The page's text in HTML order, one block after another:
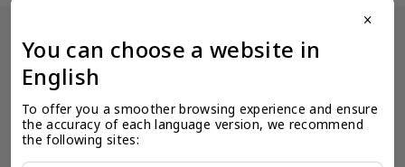
没有看到阁下期望的产品？更多产品信息可应要求提供。
为了确保奕资环球 ™（中国内地）的服务质量标准，我们限制某些产
品公开展示，以避免混淆和不道德的竞争。请使用此表格填写您的请
求，客户关系经理将尽快与您联系。
让客户关系经理联系我
close
You can choose a website in
English
To offer you a smoother browsing experience and ensure
the accuracy of each language version, we recommend
the following sites: